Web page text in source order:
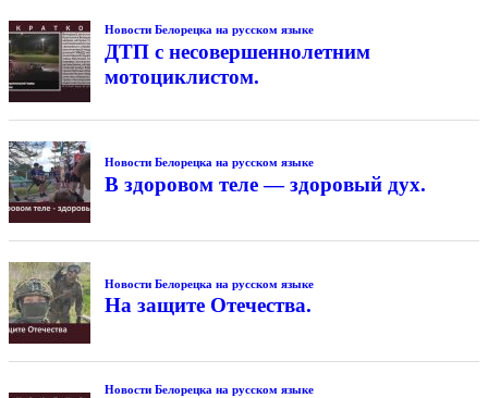
Новости Белорецка на русском языке
ДТП с несовершеннолетним
мотоциклистом.
Новости Белорецка на русском языке
В здоровом теле — здоровый дух.
Новости Белорецка на русском языке
На защите Отечества.
Новости Белорецка на русском языке